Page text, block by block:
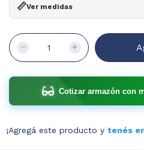
📏Ver medidas
Ancho cristal:
Alto:
Puente:
Patilla:
Cotizar armazón con
¡Agregá este producto y tenés